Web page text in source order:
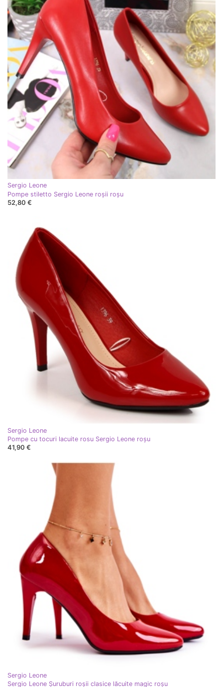
Sergio Leone
Pompe stiletto Sergio Leone roșii roşu
52,80 €
Sergio Leone
Pompe cu tocuri lacuite rosu Sergio Leone roşu
41,90 €
Sergio Leone
Sergio Leone Șuruburi roșii clasice lăcuite magic roşu